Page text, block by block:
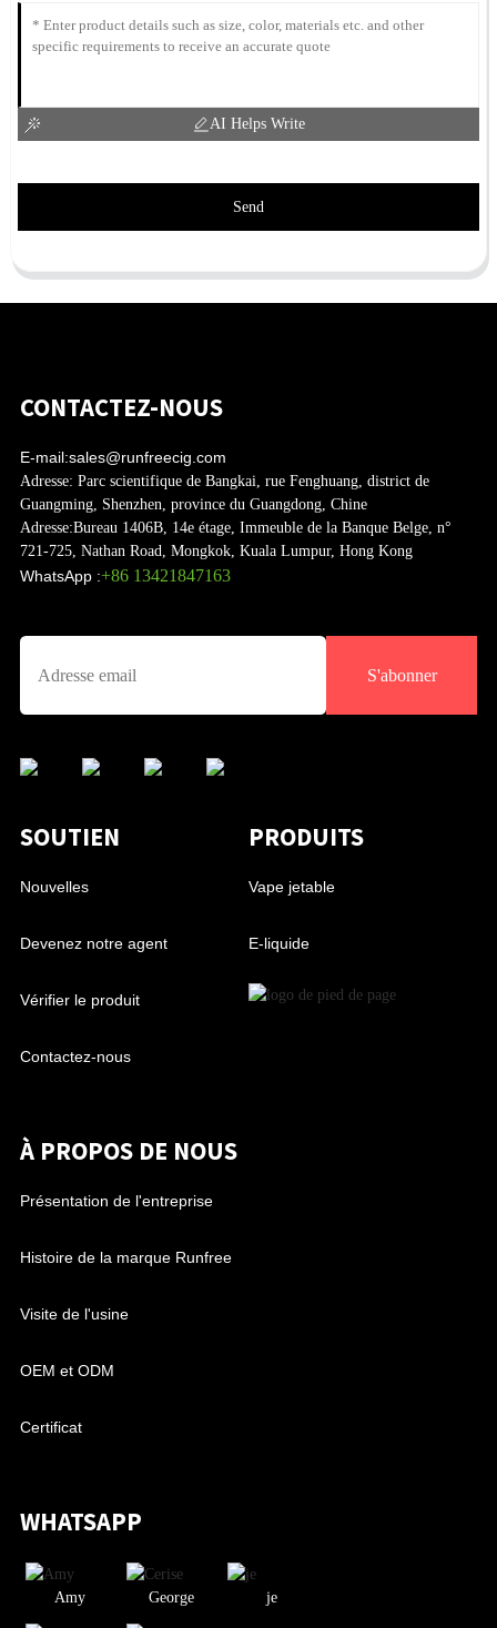
AI Helps Write
Send
CONTACTEZ-NOUS
E-mail:sales@runfreecig.com
Adresse: Parc scientifique de Bangkai, rue Fenghuang, district de
Guangming, Shenzhen, province du Guangdong, Chine
Adresse:Bureau 1406B, 14e étage, Immeuble de la Banque Belge, n°
721-725, Nathan Road, Mongkok, Kuala Lumpur, Hong Kong
WhatsApp :+86 13421847163
S'abonner
SOUTIEN
Nouvelles
Devenez notre agent
Vérifier le produit
Contactez-nous
PRODUITS
Vape jetable
E-liquide
À PROPOS DE NOUS
Présentation de l'entreprise
Histoire de la marque Runfree
Visite de l'usine
OEM et ODM
Certificat
WHATSAPP
Amy George je